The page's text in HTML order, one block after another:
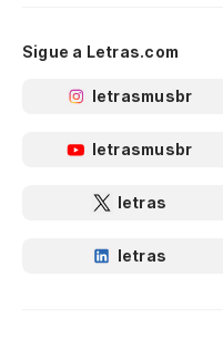
Sigue a Letras.com
letrasmusbr
letrasmusbr
letras
letras